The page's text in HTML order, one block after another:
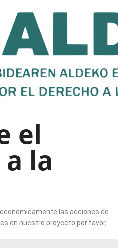
el
la
las acciones de
en nuestro proyecto por favor,